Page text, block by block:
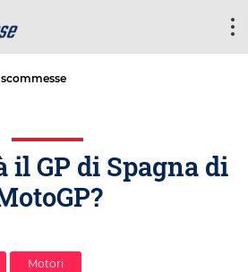
il GP di Spagna di
Motori